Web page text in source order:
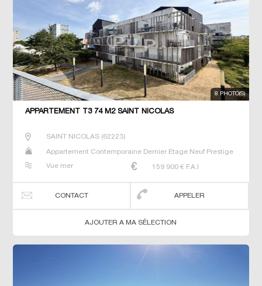
8 PHOTO(S)
APPARTEMENT T3 74 M2 SAINT NICOLAS
SAINT NICOLAS(62223)
Appartement Contemporaine Dernier Etage Neuf Prestige
Vue mer
159 900 € F.A.I
CONTACT APPELER
AJOUTER A MA SÉLECTION